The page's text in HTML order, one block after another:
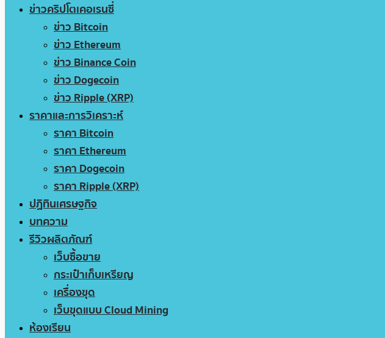
ข่าวคริปโตเคอเรนซี่
ข่าว Bitcoin
ข่าว Ethereum
ข่าว Binance Coin
ข่าว Dogecoin
ข่าว Ripple (XRP)
ราคาและการวิเคราะห์
ราคา Bitcoin
ราคา Ethereum
ราคา Dogecoin
ราคา Ripple (XRP)
ปฏิทินเศรษฐกิจ
บทความ
รีวิวผลิตภัณฑ์
เว็บซื้อขาย
กระเป๋าเก็บเหรียญ
เครื่องขุด
เว็บขุดแบบ Cloud Mining
ห้องเรียน